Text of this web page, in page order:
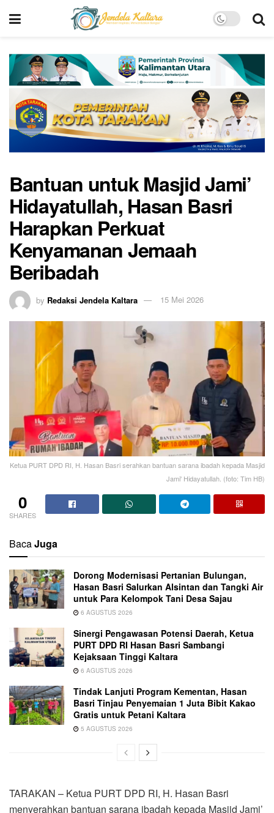
Bantuan untuk Masjid Jami’
Hidayatullah, Hasan Basri
Harapkan Perkuat
Kenyamanan Jemaah
Beribadah
by Redaksi Jendela Kaltara 15 Mei 2026
Ketua PURT DPD RI, H. Hasan Basri serahkan bantuan sarana ibadah kepada Masjid
Jami' Hidayatullah. (foto: Tim HB)
0
SHARES
BacaJuga
Dorong Modernisasi Pertanian Bulungan,
Hasan Basri Salurkan Alsintan dan Tangki Air
untuk Para Kelompok Tani Desa Sajau
6 AGUSTUS 2026
Sinergi Pengawasan Potensi Daerah, Ketua
PURT DPD RI Hasan Basri Sambangi
Kejaksaan Tinggi Kaltara
6 AGUSTUS 2026
Tindak Lanjuti Program Kementan, Hasan
Basri Tinjau Penyemaian 1 Juta Bibit Kakao
Gratis untuk Petani Kaltara
5 AGUSTUS 2026
TARAKAN – Ketua PURT DPD RI, H. Hasan Basri
menyerahkan bantuan sarana ibadah kepada Masjid Jami’